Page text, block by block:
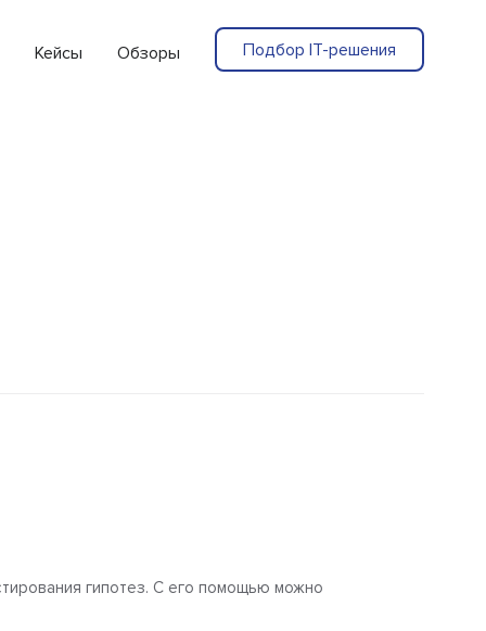
Кейсы Обзоры Подбор IT-решения
гипотез. С его помощью можно